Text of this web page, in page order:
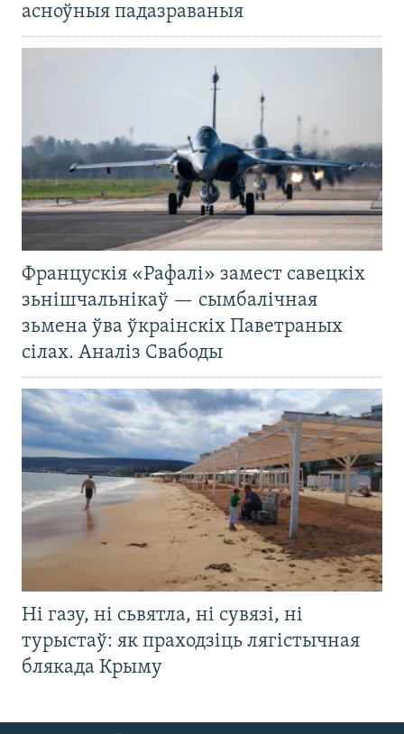
асноўныя падазраваныя
Францускія «Рафалі» замест савецкіх
зьнішчальнікаў — сымбалічная
зьмена ўва ўкраінскіх Паветраных
сілах. Аналіз Свабоды
Ні газу, ні сьвятла, ні сувязі, ні
турыстаў: як праходзіць лягістычная
блякада Крыму